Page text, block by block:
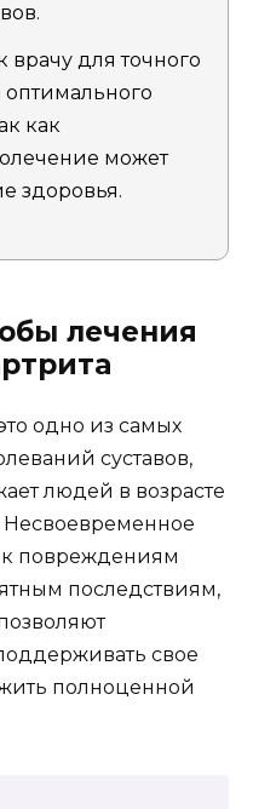
врачу для точного
как
может
здоровья.
лечения
одно из самых
суставов,
людей в возрасте
Несвоевременное
повреждениям
последствиям,
свое
полноценной